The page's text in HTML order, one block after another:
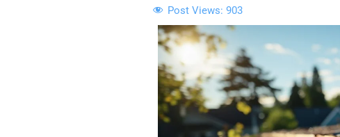
Post Views: 903